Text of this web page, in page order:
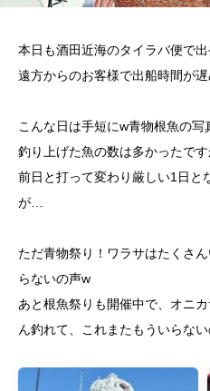
本日も酒田近海のタイラバ便で出
遠方からのお客様で出船時間が
こんな日は手短にw青物根魚の写
釣り上げた魚の数は多かったで
前日と打って変わり厳しい1日と
が…
ただ青物祭り！ワラサはたくさ
らないの声w
あと根魚祭りも開催中で、オニ
ん釣れて、これまたもういらな